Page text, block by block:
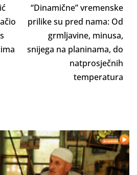
“Dinamične” vremenske
prilike su pred nama: Od
grmljavine, minusa,
snijega na planinama, do
natprosječnih
temperatura